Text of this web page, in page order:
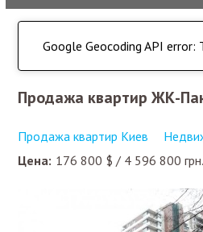
Google Geocoding API error:
Продажа квартир ЖК-
Продажа квартир Киев
Цена: 176 800 $ / 4 596 800 грн.